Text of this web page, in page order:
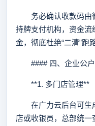
务必确认收款码由
持牌支付机构，资金流
金，彻底杜绝“二清”跑
#### 四、企业公户
**1. 多门店管理**
在广力云后台可生
店或收银员，总部统